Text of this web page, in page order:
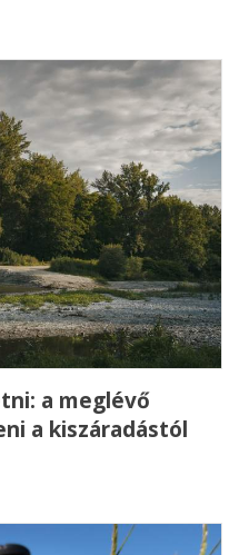
a meglévő
a kiszáradástól